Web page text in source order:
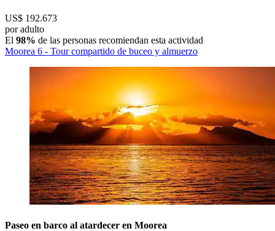
US$ 192.673
por adulto
El 98% de las personas recomiendan esta actividad
Moorea 6 - Tour compartido de buceo y almuerzo
Paseo en barco al atardecer en Moorea